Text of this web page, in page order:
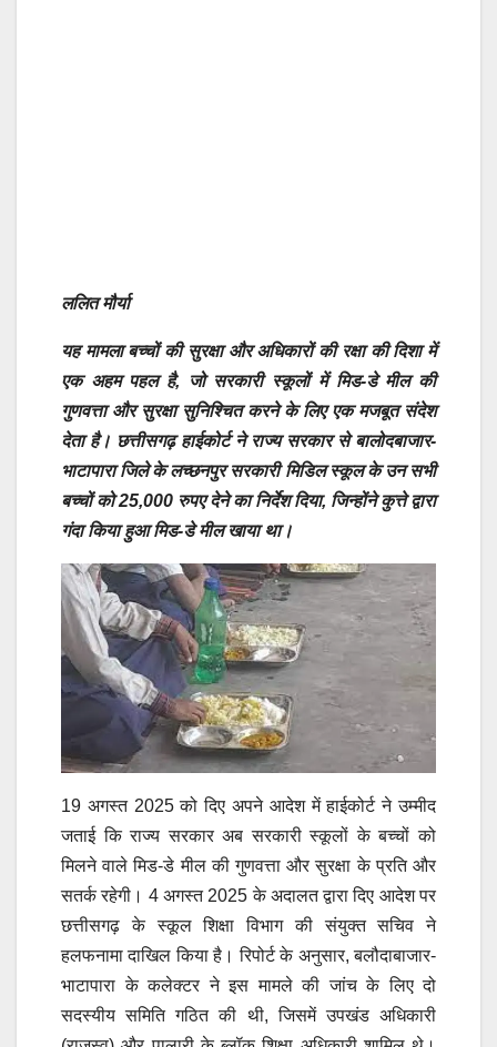
ललित मौर्या
यह मामला बच्चों की सुरक्षा और अधिकारों की रक्षा की दिशा में
एक अहम पहल है, जो सरकारी स्कूलों में मिड-डे मील की
गुणवत्ता और सुरक्षा सुनिश्चित करने के लिए एक मजबूत संदेश
देता है। छत्तीसगढ़ हाईकोर्ट ने राज्य सरकार से बालोदबाजार-
भाटापारा जिले के लच्छनपुर सरकारी मिडिल स्कूल के उन सभी
बच्चों को 25,000 रुपए देने का निर्देश दिया, जिन्होंने कुत्ते द्वारा
गंदा किया हुआ मिड-डे मील खाया था।
19 अगस्त 2025 को दिए अपने आदेश में हाईकोर्ट ने उम्मीद
जताई कि राज्य सरकार अब सरकारी स्कूलों के बच्चों को
मिलने वाले मिड-डे मील की गुणवत्ता और सुरक्षा के प्रति और
सतर्क रहेगी। 4 अगस्त 2025 के अदालत द्वारा दिए आदेश पर
छत्तीसगढ़ के स्कूल शिक्षा विभाग की संयुक्त सचिव ने
हलफनामा दाखिल किया है। रिपोर्ट के अनुसार, बलौदाबाजार-
भाटापारा के कलेक्टर ने इस मामले की जांच के लिए दो
सदस्यीय समिति गठित की थी, जिसमें उपखंड अधिकारी